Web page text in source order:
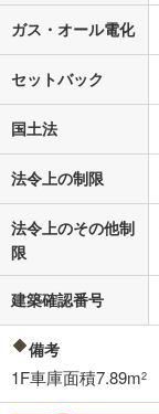
ガス・オール電化
セットバック
国土法
法令上の制限
法令上のその他制
限
建築確認番号
備考
1F車庫面積7.89m2